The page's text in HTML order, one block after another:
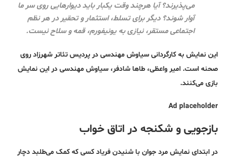
می‌پذیرند؟ آیا هرچند وقت یکبار باید دیوارهایی روی سر ما
آوار شوند؟ دیگر برای تسلط، استثمار و تحقیر در هر نظم
اجتماعی مستقر، نیازی به یونیفورم، قمه و سلاح نیست.
این نمایش به کارگردانی سیاوش مهندسی در پردیس تئاتر شهرزاد روی
صحنه است. امیر ‌واعظی، طاها ‌شادفر، سیاوش ‌مهندسی در این نمایش
بازی می‌کنند.
Ad placeholder
بازجویی و شکنجه در اتاق خواب
در ابتدای نمایش مرد جوان با شنیدن فریاد کسی که کمک می‌طلبد دچار